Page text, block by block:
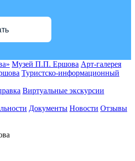
Музей П.П. Ершова Арт-галерея
Туристско-информационный
Виртуальные экскурсии
Документы Новости Отзывы